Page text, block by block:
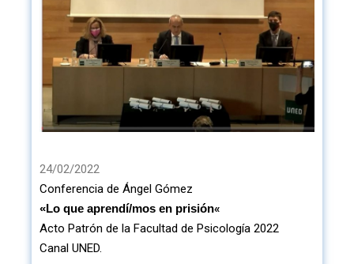
24/02/2022
Conferencia de Ángel Gómez
«Lo que aprendí/mos en prisión«
Acto Patrón de la Facultad de Psicología 2022
Canal UNED.